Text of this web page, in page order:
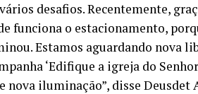
desafios. Recentemente,
funciona o estacionamento,
Estamos aguardando nova
‘Edifique a igreja do
iluminação”, disse Deusdet